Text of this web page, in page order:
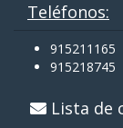
Teléfonos:
915211165
915218745
Lista de